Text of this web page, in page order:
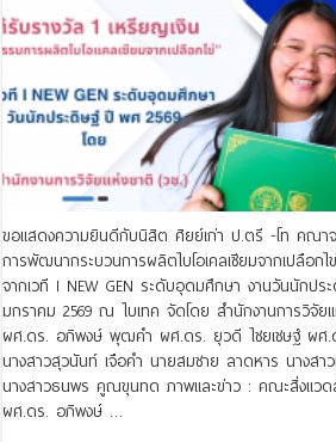
ขอแสดงความยินดีกับนิสิต ศิยย์เก่า ป.ตรี -โท คณาจ
การพัฒนากระบวนการผลิตไบโอเคลเซียมจากเปลือก
จากเวที I NEW GEN ระดับอุดมศึกษา งานวันนักป
มกราคม 2569 ณ ไบเทค จัดโดย สำนักงานการวิจัย
ผศ.ดร. อภิพงษ์ พุฒคำ ผศ.ดร. ยุวดี ไชยเชษฐ์ ผ
นางสาวสุวนันท์ เจือคำ นายสมชาย ลาดหาร นางสา
นางสาวธนพร คูณขุนทด ภาพและข่าว : คณะสิ่งแว
ผศ.ดร. อภิพงษ์ …